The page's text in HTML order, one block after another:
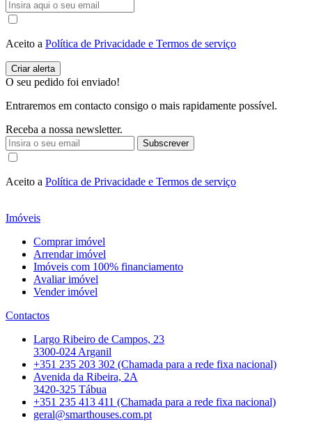
Aceito a Política de Privacidade e Termos de serviço
O seu pedido foi enviado!
Entraremos em contacto consigo o mais rapidamente possível.
Receba a nossa newsletter.
Subscrever
Aceito a Política de Privacidade e Termos de serviço
Imóveis
Comprar imóvel
Arrendar imóvel
Imóveis com 100% financiamento
Avaliar imóvel
Vender imóvel
Contactos
Largo Ribeiro de Campos, 23
3300-024 Arganil
+351 235 203 302 (Chamada para a rede fixa nacional)
Avenida da Ribeira, 2A
3420-325 Tábua
+351 235 413 411 (Chamada para a rede fixa nacional)
geral@smarthouses.com.pt